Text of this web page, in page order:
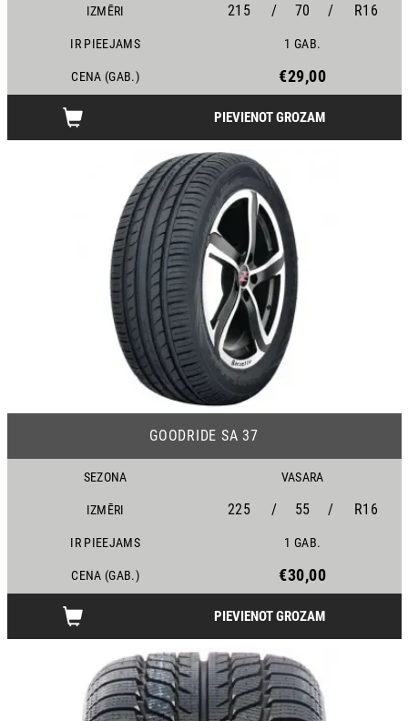
IZMĒRI 215 / 70 / R16
IR PIEEJAMS 1 GAB.
CENA (GAB.) €29,00
PIEVIENOT GROZAM
GOODRIDE SA 37
SEZONA VASARA
IZMĒRI 225 / 55 / R16
IR PIEEJAMS 1 GAB.
CENA (GAB.) €30,00
PIEVIENOT GROZAM